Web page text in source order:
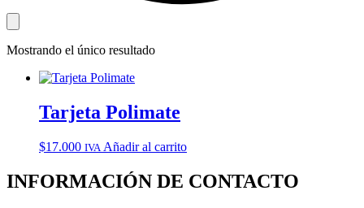
Mostrando el único resultado
Tarjeta Polimate
$17.000 IVA Añadir al carrito
INFORMACIÓN DE CONTACTO